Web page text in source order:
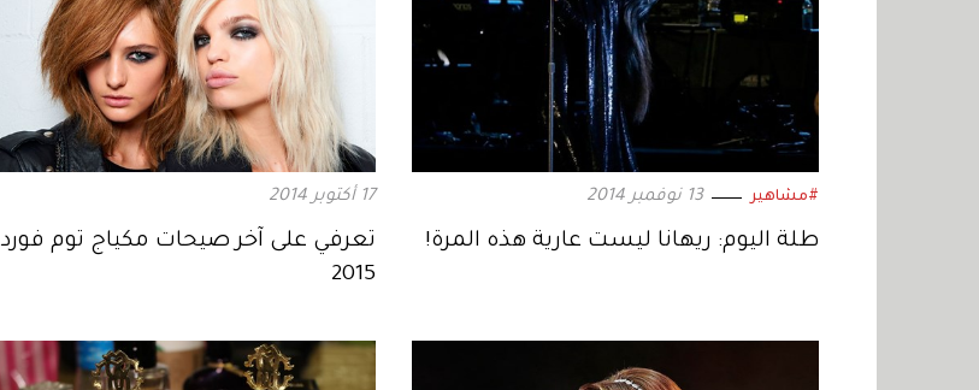
#مشاهير 13 نوفمبر 2014
طلة اليوم: ريهانا ليست عارية هذه المرة!
17 أكتوبر 2014
تعرفي على آخر صيحات مكياج توم فورد
2015